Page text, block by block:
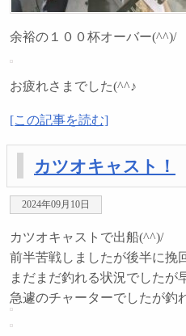
余裕の１００杯オーバー(^^)/
お疲れさまでした(^^♪
[この記事を読む]
カツオキャスト！
2024年09月10日
カツオキャストで出船(^^)/
前半苦戦しましたが後半に挽
まだまだ釣れる状況でしたが
急遽のチャーターでしたが釣